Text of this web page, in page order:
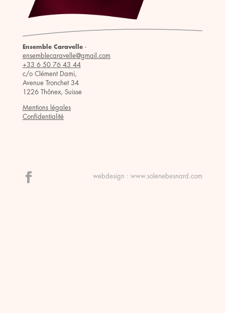
Ensemble Caravelle-
ensemblecaravelle@gmail.com
+33 6 50 76 43 44
c/o Clément Dami,
Avenue Tronchet 34
1226 Thônex, Suisse
Mentions légales
Confidentialité
webdesign :www.solenebesnard.com